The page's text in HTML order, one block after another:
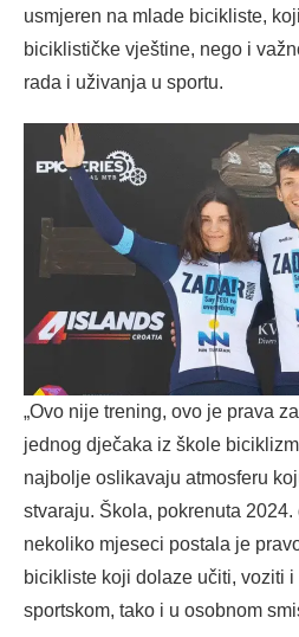
usmjeren na mlade bicikliste,
biciklističke vještine, nego i
rada i uživanja u sportu.
„Ovo nije trening, ovo je prava
jednog dječaka iz škole
najbolje oslikavaju atmosferu
stvaraju. Škola, pokrenuta
nekoliko mjeseci postala je
bicikliste koji dolaze učiti, voziti
sportskom, tako i u osobnom